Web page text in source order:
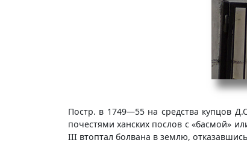
Постр. в 1749—55 на средства купцов
почестями ханских послов с «басмой»
III втоптал болвана в землю,